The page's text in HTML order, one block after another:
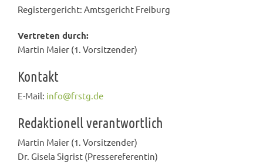
Registergericht: Amtsgericht Freiburg
Vertreten durch:
Martin Maier (1. Vorsitzender)
Kontakt
E-Mail: info@frstg.de
Redaktionell verantwortlich
Martin Maier (1. Vorsitzender)
Dr. Gisela Sigrist (Pressereferentin)